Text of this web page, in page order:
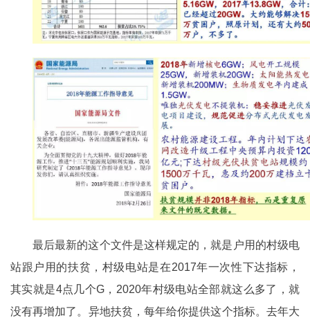
最后最新的这个文件是这样规定的，就是户用的村级电
站跟户用的扶贫，村级电站是在2017年一次性下达指标，
其实就是4点几个G，2020年村级电站全部就这么多了，就
没有再增加了。异地扶贫，每年给你提供这个指标。去年大